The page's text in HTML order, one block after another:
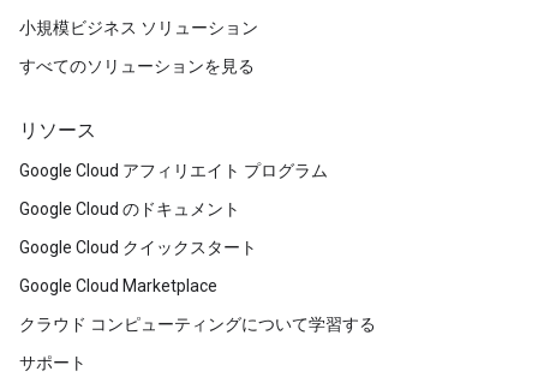
小規模ビジネス ソリューション
すべてのソリューションを見る
リソース
Google Cloud アフィリエイト プログラム
Google Cloud のドキュメント
Google Cloud クイックスタート
Google Cloud Marketplace
クラウド コンピューティングについて学習する
サポート